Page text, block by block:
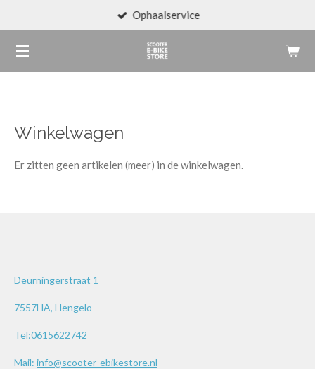
naar
de
Ophaalservice
Winkelwagen
Er zitten geen artikelen (meer) in de winkelwagen.
Deurningerstraat 1
7557HA, Hengelo
Tel:0615622742
Mail: info@scooter-ebikestore.nl